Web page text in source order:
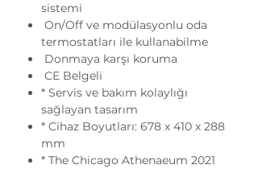
sistemi
On/Off ve modülasyonlu oda
termostatları ile kullanabilme
Donmaya karşı koruma
CE Belgeli
* Servis ve bakım kolaylığı
sağlayan tasarım
* Cihaz Boyutları: 678 x 410 x 288
mm
* The Chicago Athenaeum 2021